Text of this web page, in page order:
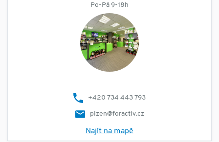
Po-Pá 9-18h
+420 734 443 793
plzen@foractiv.cz
Najít na mapě